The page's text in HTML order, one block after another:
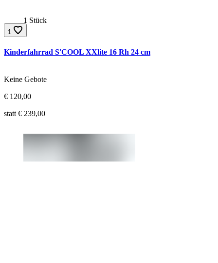
Kinderfahrrad S'COOL XXlite 16 Rh 24 cm
1 Stück
1
Gebote:
Keine Gebote
Aktueller Preis:
€ 120,00
Ursprünglicher Preis:
statt € 239,00